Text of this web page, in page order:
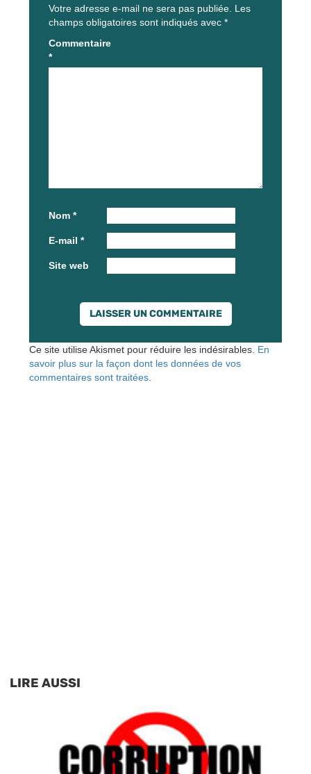
Votre adresse e-mail ne sera pas publiée. Les
champs obligatoires sont indiqués avec *
Commentaire
*
Nom *
E-mail *
Site web
Ce site utilise Akismet pour réduire les indésirables. En
savoir plus sur la façon dont les données de vos
commentaires sont traitées
LIRE AUSSI